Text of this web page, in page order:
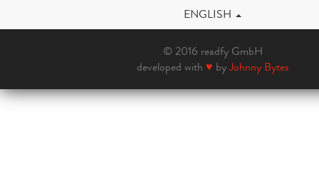
ENGLISH
© 2016 readfy GmbH
developed with ♥ byJohnny Bytes